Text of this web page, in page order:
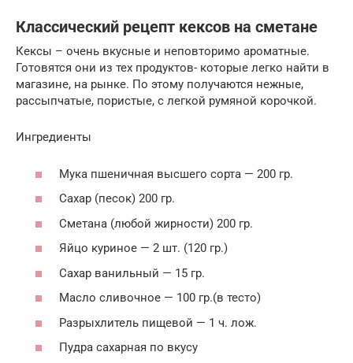
Классический рецепт кексов на сметане
Кексы – очень вкусные и неповторимо ароматные.
Готовятся они из тех продуктов- которые легко найти в
магазине, на рынке. По этому получаются нежные,
рассыпчатые, пористые, с легкой румяной корочкой.
Ингредиенты
Мука пшеничная высшего сорта — 200 гр.
Сахар (песок) 200 гр.
Сметана (любой жирности) 200 гр.
Яйцо куриное — 2 шт. (120 гр.)
Сахар ванильный — 15 гр.
Масло сливочное — 100 гр.(в тесто)
Разрыхлитель пищевой — 1 ч. лож.
Пудра сахарная по вкусу